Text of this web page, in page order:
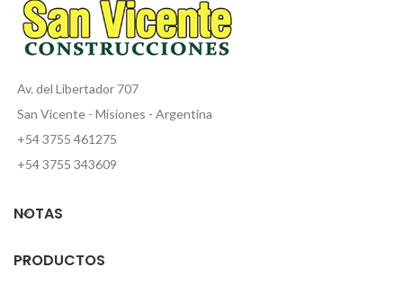
Av. del Libertador 707
San Vicente - Misiones - Argentina
+54 3755 461275
+54 3755 343609
NOTAS
PRODUCTOS